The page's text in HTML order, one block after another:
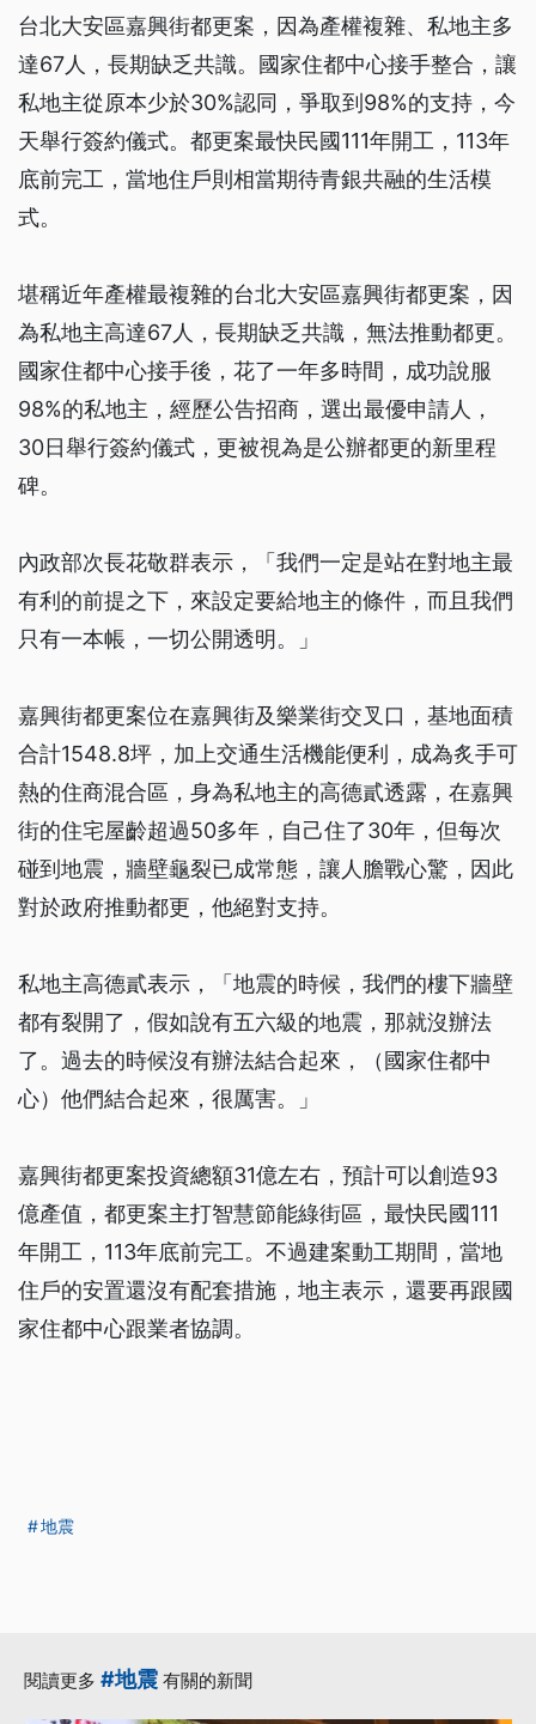
台北大安區嘉興街都更案，因為產權複雜、私地主多
達67人，長期缺乏共識。國家住都中心接手整合，讓
私地主從原本少於30%認同，爭取到98%的支持，今
天舉行簽約儀式。都更案最快民國111年開工，113年
底前完工，當地住戶則相當期待青銀共融的生活模
式。
堪稱近年產權最複雜的台北大安區嘉興街都更案，因
為私地主高達67人，長期缺乏共識，無法推動都更。
國家住都中心接手後，花了一年多時間，成功說服
98%的私地主，經歷公告招商，選出最優申請人，
30日舉行簽約儀式，更被視為是公辦都更的新里程
碑。
內政部次長花敬群表示，「我們一定是站在對地主最
有利的前提之下，來設定要給地主的條件，而且我們
只有一本帳，一切公開透明。」
嘉興街都更案位在嘉興街及樂業街交叉口，基地面積
合計1548.8坪，加上交通生活機能便利，成為炙手可
熱的住商混合區，身為私地主的高德貳透露，在嘉興
街的住宅屋齡超過50多年，自己住了30年，但每次
碰到地震，牆壁龜裂已成常態，讓人膽戰心驚，因此
對於政府推動都更，他絕對支持。
私地主高德貳表示，「地震的時候，我們的樓下牆壁
都有裂開了，假如說有五六級的地震，那就沒辦法
了。過去的時候沒有辦法結合起來，（國家住都中
心）他們結合起來，很厲害。」
嘉興街都更案投資總額31億左右，預計可以創造93
億產值，都更案主打智慧節能綠街區，最快民國111
年開工，113年底前完工。不過建案動工期間，當地
住戶的安置還沒有配套措施，地主表示，還要再跟國
家住都中心跟業者協調。
地震
閱讀更多 #地震 有關的新聞